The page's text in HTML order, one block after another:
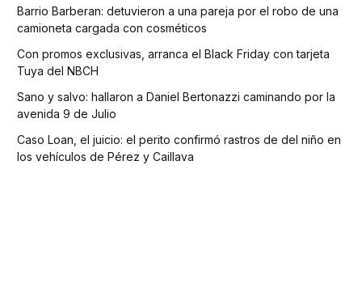
Barrio Barberan: detuvieron a una pareja por el robo de una
camioneta cargada con cosméticos
Con promos exclusivas, arranca el Black Friday con tarjeta
Tuya del NBCH
Sano y salvo: hallaron a Daniel Bertonazzi caminando por la
avenida 9 de Julio
Caso Loan, el juicio: el perito confirmó rastros de del niño en
los vehículos de Pérez y Caillava